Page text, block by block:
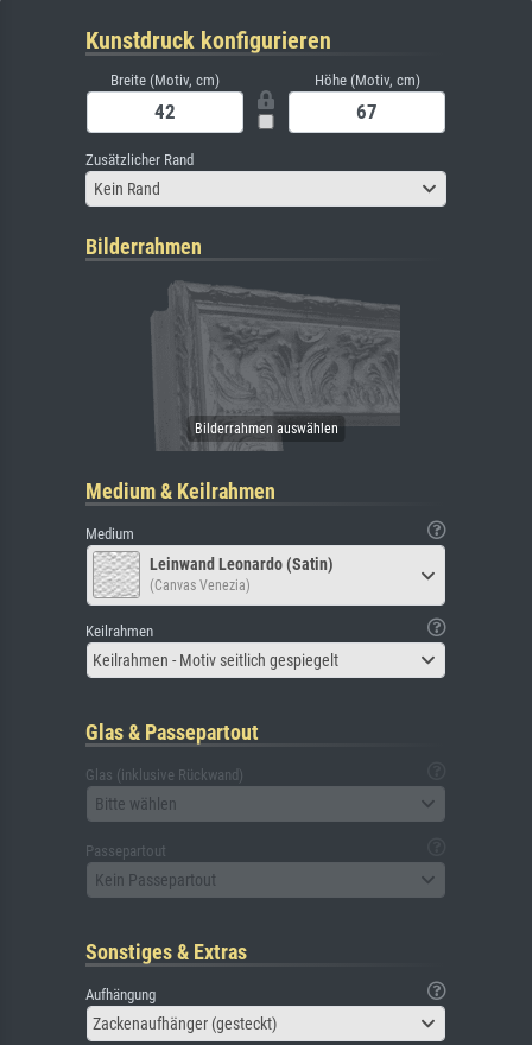
Kunstdruck konfigurieren
Breite (Motiv, cm) Höhe (Motiv, cm)
Zusätzlicher Rand
Kein Rand
Bilderrahmen
Medium & Keilrahmen
Medium
Leinwand Leonardo (Satin)
(Canvas Venezia)
Keilrahmen
Keilrahmen - Motiv seitlich gespiegelt
Glas & Passepartout
Glas (inklusive Rückwand)
Bitte wählen
Passepartout
Kein Passepartout
Sonstiges & Extras
Aufhängung
Zackenaufhänger (gesteckt)